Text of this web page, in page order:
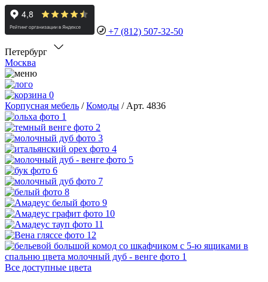
+7 (812) 507-32-50
Петербург
Москва
0
Корпусная мебель /Комоды / Арт. 4836
Все доступные цвета